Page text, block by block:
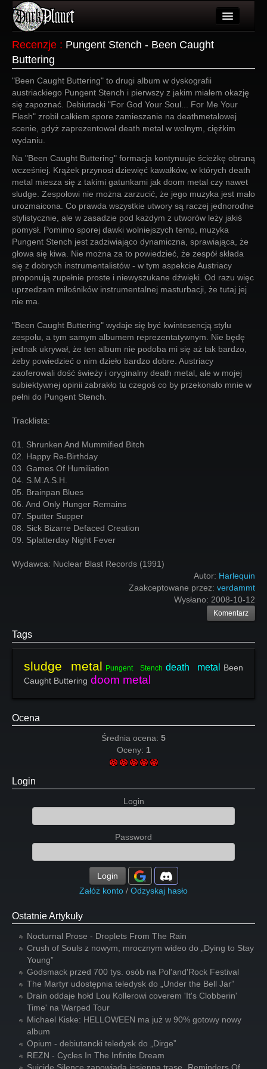
Użytkownicy
Wydarzenia
Galeria
Forum
Więcej
Login
Recenzje : Pungent Stench - Been Caught
Buttering
"Been Caught Buttering" to drugi album w dyskografii
austriackiego Pungent Stench i pierwszy z jakim miałem okazję
się zapoznać. Debiutacki "For God Your Soul... For Me Your
Flesh" zrobił całkiem spore zamieszanie na deathmetalowej
scenie, gdyż zaprezentował death metal w wolnym, ciężkim
wydaniu.
Na "Been Caught Buttering" formacja kontynuuje ścieżkę obraną
wcześniej. Krążek przynosi dziewięć kawałków, w których death
metal miesza się z takimi gatunkami jak doom metal czy nawet
sludge. Zespołowi nie można zarzucić, że jego muzyka jest mało
urozmaicona. Co prawda wszystkie utwory są raczej jednorodne
stylistycznie, ale w zasadzie pod każdym z utworów leży jakiś
pomysł. Pomimo sporej dawki wolniejszych temp, muzyka
Pungent Stench jest zadziwiająco dynamiczna, sprawiająca, że
głowa się kiwa. Nie można za to powiedzieć, że zespół składa
się z dobrych instrumentalistów - w tym aspekcie Austriacy
proponują zupełnie proste i niewyszukane dźwięki. Od razu więc
uprzedzam miłośników instrumentalnej masturbacji, że tutaj jej
nie ma.
"Been Caught Buttering" wydaje się być kwintesencją stylu
zespołu, a tym samym albumem reprezentatywnym. Nie będę
jednak ukrywał, że ten album nie podoba mi się aż tak bardzo,
żeby powiedzieć o nim dzieło bardzo dobre. Austriacy
zaoferowali dość świeży i oryginalny death metal, ale w mojej
subiektywnej opinii zabrakło tu czegoś co by przekonało mnie w
pełni do Pungent Stench.
Tracklista:
01. Shrunken And Mummified Bitch
02. Happy Re-Birthday
03. Games Of Humiliation
04. S.M.A.S.H.
05. Brainpan Blues
06. And Only Hunger Remains
07. Sputter Supper
08. Sick Bizarre Defaced Creation
09. Splatterday Night Fever
Wydawca: Nuclear Blast Records (1991)
Autor: Harlequin
Zaakceptowane przez: verdammt
Wysłano: 2008-10-12
Komentarz
Tags
sludge metal Pungent Stench death metal
Been
Caught Buttering doom metal
Ocena
Średnia ocena: 5
Oceny: 1
Login
Login
Password
Login
Załóż konto / Odzyskaj hasło
Ostatnie Artykuły
Nocturnal Prose - Droplets From The Rain
Crush of Souls z nowym, mrocznym wideo do „Dying to Stay
Young”
Godsmack przed 700 tys. osób na Pol'and'Rock Festival
The Martyr udostępnia teledysk do „Under the Bell Jar”
Drain oddaje hołd Lou Kollerowi coverem 'It's Clobberin'
Time' na Warped Tour
Michael Kiske: HELLOWEEN ma już w 90% gotowy nowy
album
Opium - debiutancki teledysk do „Dirge”
REZN - Cycles In The Infinite Dream